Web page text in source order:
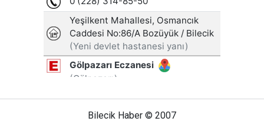
Bilecik Haber © 2007